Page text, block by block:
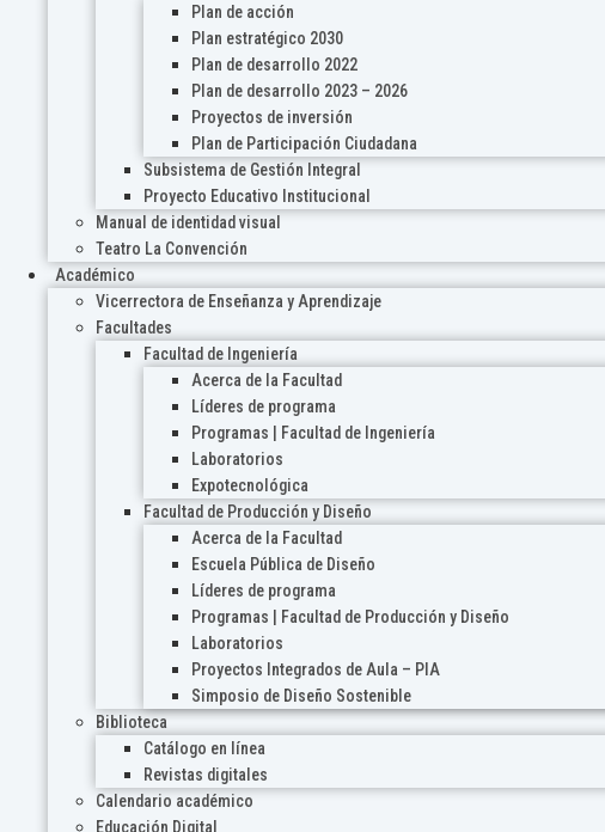
Plan de acción
Plan estratégico 2030
Plan de desarrollo 2022
Plan de desarrollo 2023 – 2026
Proyectos de inversión
Plan de Participación Ciudadana
Subsistema de Gestión Integral
Proyecto Educativo Institucional
Manual de identidad visual
Teatro La Convención
Académico
Vicerrectora de Enseñanza y Aprendizaje
Facultades
Facultad de Ingeniería
Acerca de la Facultad
Líderes de programa
Programas | Facultad de Ingeniería
Laboratorios
Expotecnológica
Facultad de Producción y Diseño
Acerca de la Facultad
Escuela Pública de Diseño
Líderes de programa
Programas | Facultad de Producción y Diseño
Laboratorios
Proyectos Integrados de Aula – PIA
Simposio de Diseño Sostenible
Biblioteca
Catálogo en línea
Revistas digitales
Calendario académico
Educación Digital